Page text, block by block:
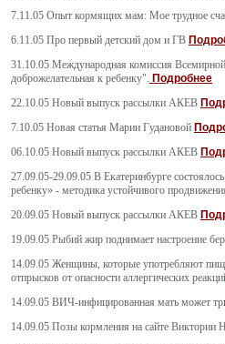
7.11.05 Опыт кормящих мам: Мое трудное
6.11.05 Про первый детский дом и ГВ
31.10.05 Международная комиссия
доброжелательная к ребенку". Подробнее
22.10.05 Новый выпуск рассылки АКЕВ
7.10.05 Новая статья Марии Гудановой
06.10.05 Новый выпуск рассылки АКЕВ
27.09.05-29.09.05 В Екатеринбурге
ребенку» - методика устойчивого
20.09.05 Новый выпуск рассылки АКЕВ
19.09.05 Рыбий жир поднимает настроение
14.09.05 Женщины, которые употребляют
отпрысков от опасности аллергических
14.09.05 ВИЧ-инфицированная мать может
14.09.05 Позы кормления на сайте Виктории